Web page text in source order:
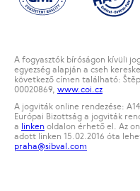
A fogyasztók bíróságon kívüli
egyezség alapján a cseh
következő címen található:
00020869, www.coi.cz
A jogviták online rendezése:
Európai Bizottság a jogviták
a linkenoldalon érhető el. Az
adott linken 15.02.2016 óta
praha@sibval.com